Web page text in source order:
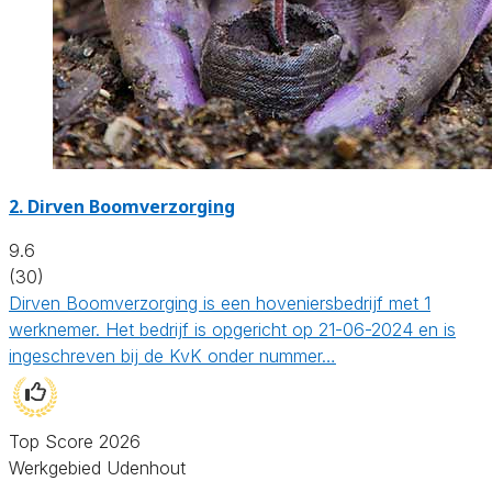
2. Dirven Boomverzorging
9.6
(30)
Dirven Boomverzorging is een hoveniersbedrijf met 1
werknemer. Het bedrijf is opgericht op 21-06-2024 en is
ingeschreven bij de KvK onder nummer…
Top Score 2026
Werkgebied Udenhout